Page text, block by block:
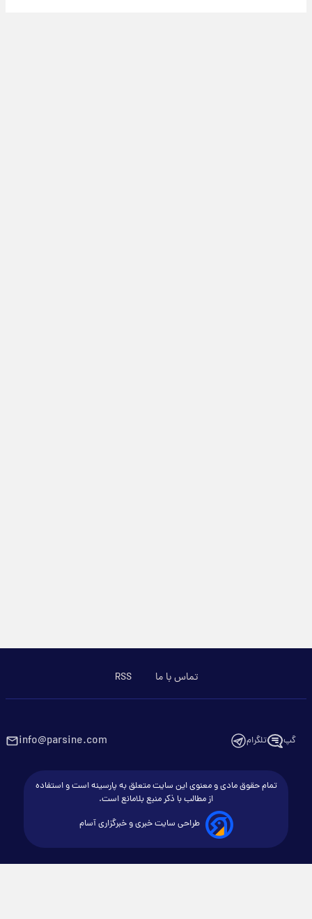
تماس با ما RSS
گپ تلگرام info@parsine.com
تمام حقوق مادی و معنوی این سایت متعلق به پارسینه است و استفاده
از مطالب با ذکر منبع بلامانع است.
طراحی سایت خبری و خبرگزاری آسام